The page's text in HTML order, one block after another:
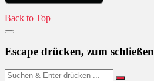
Back to Top
Escape drücken, zum schließen